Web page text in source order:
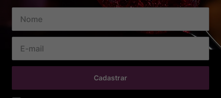
Cadastrar